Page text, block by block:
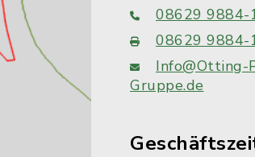
08629 9884-
08629 9884-
Info@Otting-
Gruppe.de